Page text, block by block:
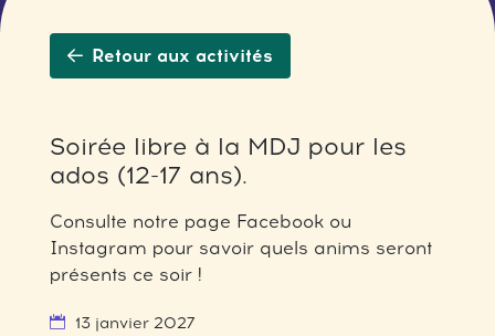
Retour aux activités
Soirée libre à la MDJ pour les
ados (12-17 ans).
Consulte notre page Facebook ou
Instagram pour savoir quels anims seront
présents ce soir !
13 janvier 2027